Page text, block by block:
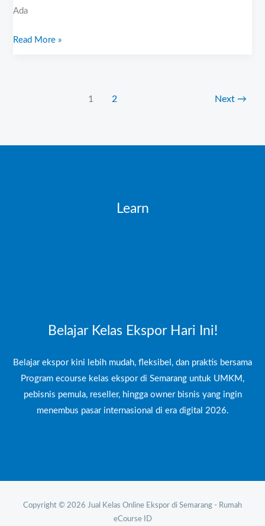
Ada
Read More »
1 2 Next →
Learn
Belajar Kelas Ekspor Hari Ini!
Belajar ekspor kini lebih mudah, fleksibel, dan praktis bersama
Program ecourse kelas ekspor di Semarang untuk UMKM,
pebisnis pemula, reseller, hingga owner bisnis yang ingin
menembus pasar internasional di era digital 2026.
Copyright © 2026 Jual Kelas Online Ekspor di Semarang - Rumah
eCourse ID